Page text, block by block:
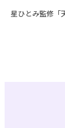
星ひとみ監修「